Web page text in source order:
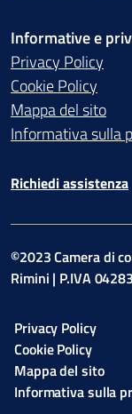
Informative e
Privacy Policy
Cookie Policy
Mappa del sito
Informativa sulla
Richiedi assistenza
©2023 Camera di
Rimini | P.IVA
Privacy Policy
Cookie Policy
Mappa del sito
Informativa sulla